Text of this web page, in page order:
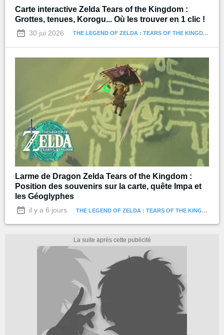
Carte interactive Zelda Tears of the Kingdom :
Grottes, tenues, Korogu... Où les trouver en 1 clic !
30 jui 2026 THE LEGEND OF ZELDA : TEARS OF THE KINGDOM
Larme de Dragon Zelda Tears of the Kingdom :
Position des souvenirs sur la carte, quête Impa et
les Géoglyphes
il y a 6 jours THE LEGEND OF ZELDA : TEARS OF THE KINGDOM